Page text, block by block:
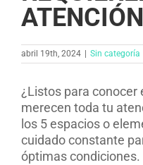
ATENCIÓN
abril 19th, 2024 Sin categoría
¿Listos para conocer
merecen toda tu
los 5 espacios o
cuidado constante
óptimas condiciones.